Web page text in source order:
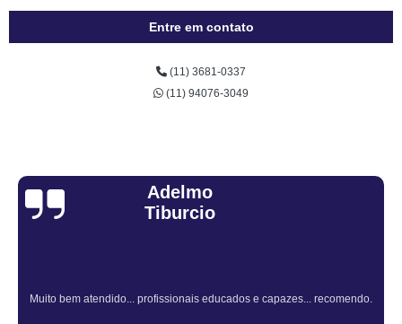
Entre em contato
(11) 3681-0337
(11) 94076-3049
Sandra Fiuza
Atendimento Rápido e Eficiente pelo consultor.